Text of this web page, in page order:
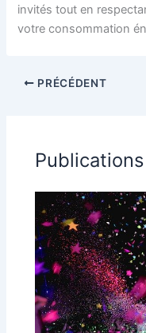
invités tout en
votre consommation
PRÉCÉDENT